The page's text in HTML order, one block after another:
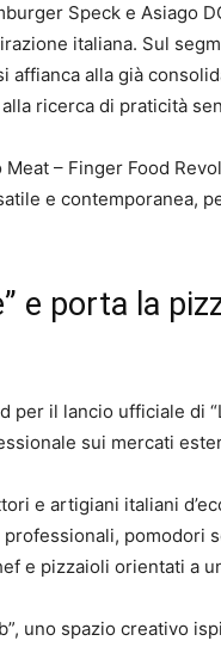
Speck e Asiago
italiana. Sul
affianca alla già
ricerca di praticità
– Finger Food
e contemporanea,
e porta la
per il lancio ufficiale di
sui mercati
e artigiani italiani
pomodori
e pizzaioli orientati a
uno spazio creativo